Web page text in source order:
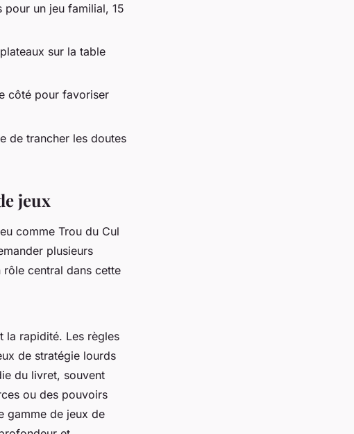
pour un jeu familial, 15
sur la table
côté pour favoriser
de trancher les doutes
jeux
comme Trou du Cul
plusieurs
central dans cette
la rapidité. Les règles
de stratégie lourds
du livret, souvent
ou des pouvoirs
gamme de jeux de